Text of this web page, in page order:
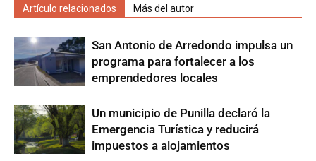
Artículo relacionados Más del autor
San Antonio de Arredondo impulsa un
programa para fortalecer a los
emprendedores locales
Un municipio de Punilla declaró la
Emergencia Turística y reducirá
impuestos a alojamientos